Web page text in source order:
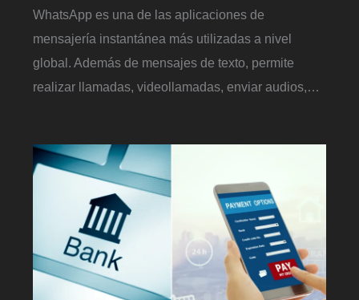
WhatsApp es una de las aplicaciones de
mensajería instantánea más utilizadas a nivel
global. Además de mensajes de texto, permite
realizar llamadas, videollamadas, enviar audios,…